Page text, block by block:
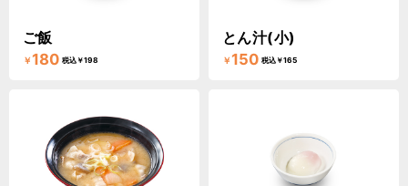
ご飯
￥180 税込￥198
とん汁(小)
￥150 税込￥165